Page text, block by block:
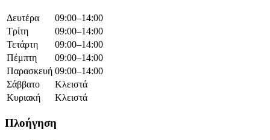
Δευτέρα
09:00–14:00
Τρίτη
09:00–14:00
Τετάρτη
09:00–14:00
Πέμπτη
09:00–14:00
Παρασκευή 09:00–14:00
Σάββατο
Κλειστά
Κυριακή
Κλειστά
Πλοήγηση